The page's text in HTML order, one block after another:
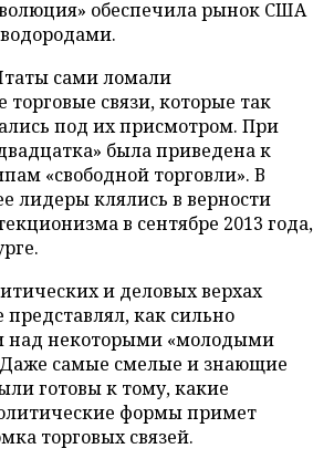
обеспечила рынок США
сами ломали
связи, которые так
под их присмотром. При
была приведена к
«свободной торговли». В
лидеры клялись в верности
в сентябре 2013 года,
и деловых верхах
представлял, как сильно
над некоторыми «молодыми
самые смелые и знающие
готовы к тому, какие
формы примет
торговых связей.